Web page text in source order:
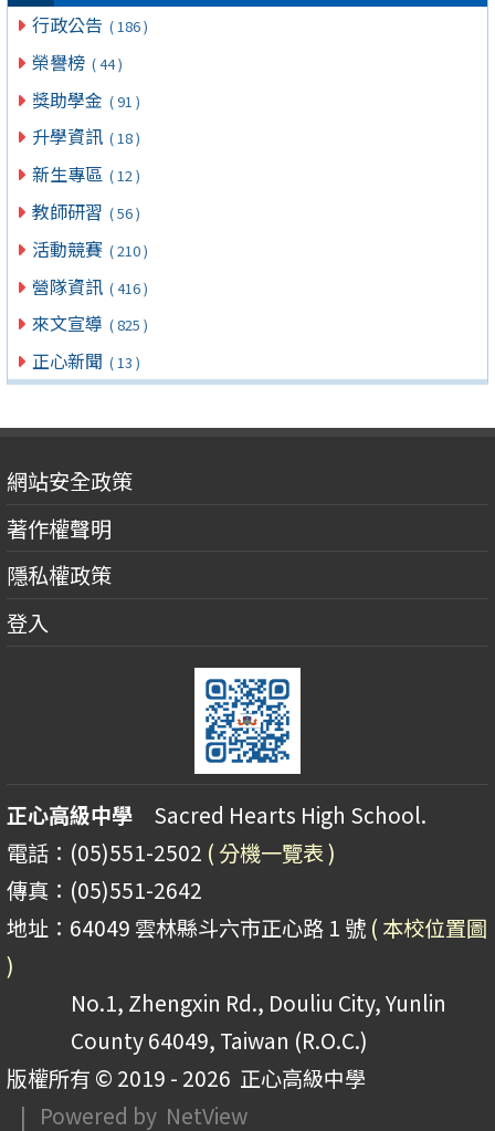
行政公告 ( 186 )
榮譽榜 ( 44 )
獎助學金 ( 91 )
升學資訊 ( 18 )
新生專區 ( 12 )
教師研習 ( 56 )
活動競賽 ( 210 )
營隊資訊 ( 416 )
來文宣導 ( 825 )
正心新聞 ( 13 )
網站安全政策
著作權聲明
隱私權政策
登入
正心高級中學 Sacred Hearts High School.
電話：(05)551-2502 ( 分機一覽表 )
傳真：(05)551-2642
地址：64049 雲林縣斗六市正心路 1 號 ( 本校位置圖
)
No.1, Zhengxin Rd., Douliu City, Yunlin
County 64049, Taiwan (R.O.C.)
版權所有 © 2019 - 2026 正心高級中學
| Powered by NetView